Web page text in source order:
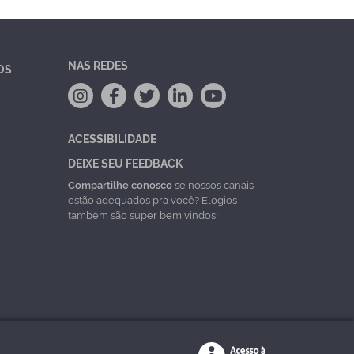
NAS REDES
ACESSIBILIDADE
DEIXE SEU FEEDBACK
Compartilhe conoscose nossos canais
estão adequados pra você? Elogios
também são super bem vindos!